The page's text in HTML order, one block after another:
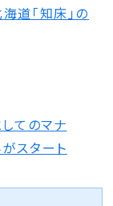
道「知床」の
てのマナ
スタート